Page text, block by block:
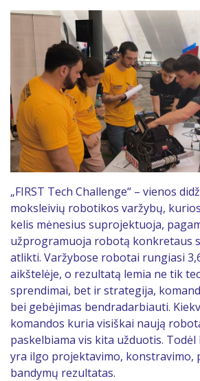
„FIRST Tech Challenge“ – vienos
moksleivių robotikos varžybų,
kelis mėnesius suprojektuoja,
užprogramuoja robotą konkretaus
atlikti. Varžybose robotai rungiasi
aikštelėje, o rezultatą lemia ne tik
sprendimai, bet ir strategija,
bei gebėjimas bendradarbiauti.
komandos kuria visiškai naują
paskelbiama vis kita užduotis.
yra ilgo projektavimo, konstravimo,
bandymų rezultatas.